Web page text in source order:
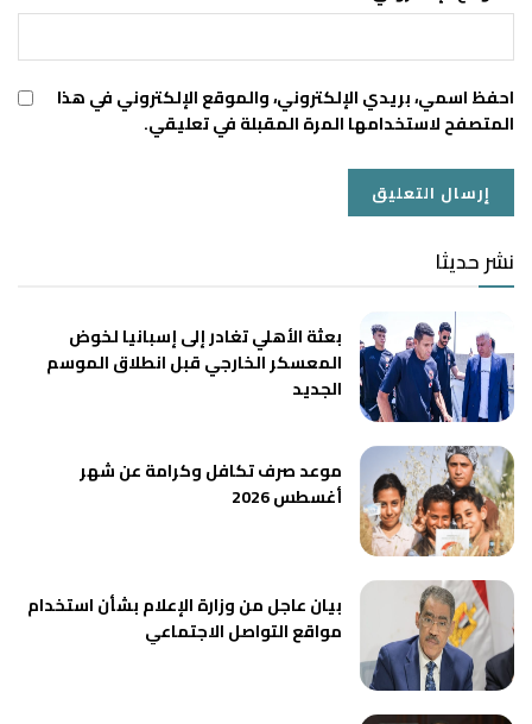
احفظ اسمي، بريدي الإلكتروني، والموقع الإلكتروني في هذا
المتصفح لاستخدامها المرة المقبلة في تعليقي.
نشر حديثا
بعثة الأهلي تغادر إلى إسبانيا لخوض
المعسكر الخارجي قبل انطلاق الموسم
الجديد
موعد صرف تكافل وكرامة عن شهر
أغسطس 2026
بيان عاجل من وزارة الإعلام بشأن استخدام
مواقع التواصل الاجتماعي